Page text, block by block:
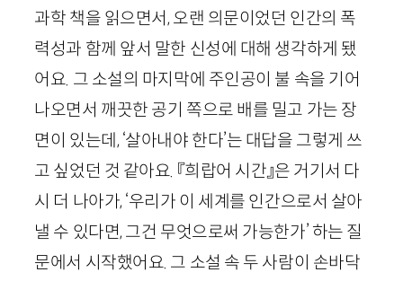
과학 책을 읽으면서, 오랜 의문이었던 인간의 폭
력성과 함께 앞서 말한 신성에 대해 생각하게 됐
어요. 그 소설의 마지막에 주인공이 불 속을 기어
나오면서 깨끗한 공기 쪽으로 배를 밀고 가는 장
면이 있는데, ‘살아내야 한다’는 대답을 그렇게 쓰
고 싶었던 것 같아요. 『희랍어 시간』은 거기서 다
시 더 나아가, ‘우리가 이 세계를 인간으로서 살아
낼 수 있다면, 그건 무엇으로써 가능한가’ 하는 질
문에서 시작했어요. 그 소설 속 두 사람이 손바닥